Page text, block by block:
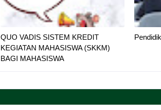
QUO VADIS SISTEM KREDIT
KEGIATAN MAHASISWA (SKKM)
BAGI MAHASISWA